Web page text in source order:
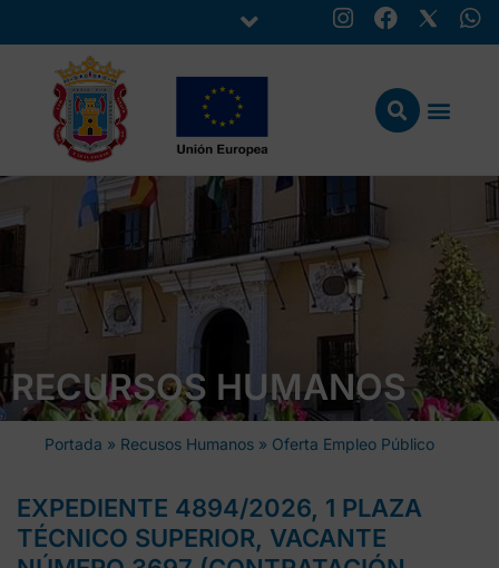
RECURSOS HUMANOS
Portada » Recusos Humanos » Oferta Empleo Público
EXPEDIENTE 4894/2026, 1 PLAZA
TÉCNICO SUPERIOR, VACANTE